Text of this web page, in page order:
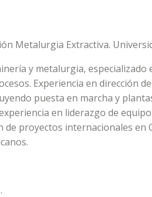
Metalurgia Extractiva.
y metalurgia,
Experiencia en dirección
puesta en marcha y
en liderazgo de
proyectos internacionales en